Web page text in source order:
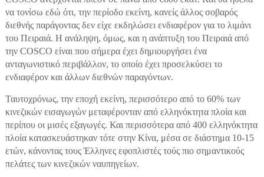
να τονίσω εδώ ότι, την περίοδο εκείνη, κανείς άλλος σοβαρός
διεθνής παράγοντας δεν είχε εκδηλώσει ενδιαφέρον για το λιμάνι
του Πειραιά. Η ανάληψη, όμως, και η ανάπτυξη του Πειραιά από
την COSCO είναι που σήμερα έχει δημιουργήσει ένα
ανταγωνιστικό περιβάλλον, το οποίο έχει προσελκύσει το
ενδιαφέρον και άλλων διεθνών παραγόντων.
Ταυτοχρόνως, την εποχή εκείνη, περισσότερο από το 60% των
κινεζικών εισαγωγών μεταφέρονταν από ελληνόκτητα πλοία και
περίπου οι μισές εξαγωγές. Και περισσότερα από 400 ελληνόκτητα
πλοία κατασκευάστηκαν τότε στην Κίνα, μέσα σε διάστημα 10-15
ετών, κάνοντας τους Έλληνες εφοπλιστές τούς πιο σημαντικούς
πελάτες των κινεζικών ναυπηγείων.